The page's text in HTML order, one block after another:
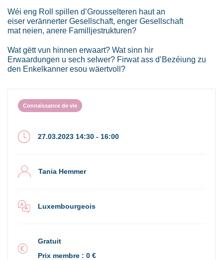
Wéi eng Roll spillen d’Grousselteren haut an
eiser verännerter Gesellschaft, enger Gesellschaft
mat neien, anere Familljestrukturen?
Wat gëtt vun hinnen erwaart? Wat sinn hir
Erwaardungen u sech selwer? Firwat ass d’Bezéiung zu
den Enkelkanner esou wäertvoll?
Connaissance de vie
27.03.2023 14:30 - 16:00
Tania Hemmer
Luxembourgeois
Gratuit
Prix membre : 0 €